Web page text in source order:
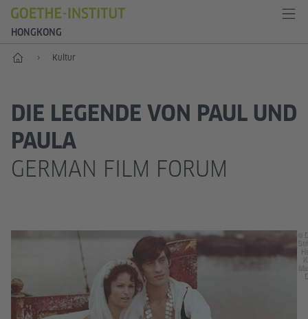
HONGKONG
Start Kultur
DIE LEGENDE VON PAUL UND
PAULA
GERMAN FILM FORUM
©